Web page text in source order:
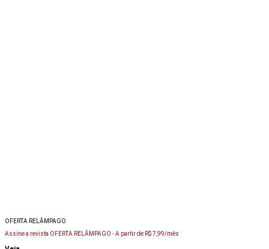
OFERTA RELÂMPAGO
Assine a revista OFERTA RELÂMPAGO -A partir de R$ 7,99/mês